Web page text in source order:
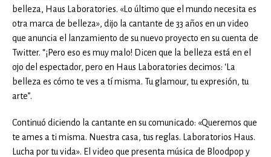
belleza, Haus Laboratories. «Lo último que el mundo necesita es
otra marca de belleza», dijo la cantante de 33 años en un video
que anuncia el lanzamiento de su nuevo proyecto en su cuenta de
Twitter. “¡Pero eso es muy malo! Dicen que la belleza está en el
ojo del espectador, pero en Haus Laboratories decimos: ‘La
belleza es cómo te ves a tí misma. Tu glamour, tu expresión, tu
arte”.
Continuó diciendo la cantante en su comunicado: «Queremos que
te ames a ti misma. Nuestra casa, tus reglas. Laboratorios Haus.
Lucha por tu vida». El video que presenta música de Bloodpop y